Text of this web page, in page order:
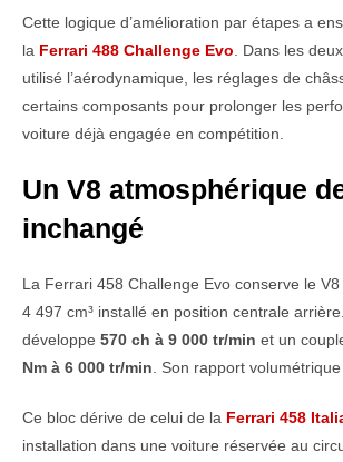
Cette logique d’amélioration par étapes a
la Ferrari 488 Challenge Evo . Dans les
utilisé l’aérodynamique, les réglages de
certains composants pour prolonger les
voiture déjà engagée en compétition.
Un V8 atmosphérique
inchangé
La Ferrari 458 Challenge Evo conserve le
4 497 cm³ installé en position centrale
développe 570 ch à 9 000 tr/min et un
Nm à 6 000 tr/min . Son rapport
Ce bloc dérive de celui de la Ferrari 458
installation dans une voiture réservée au